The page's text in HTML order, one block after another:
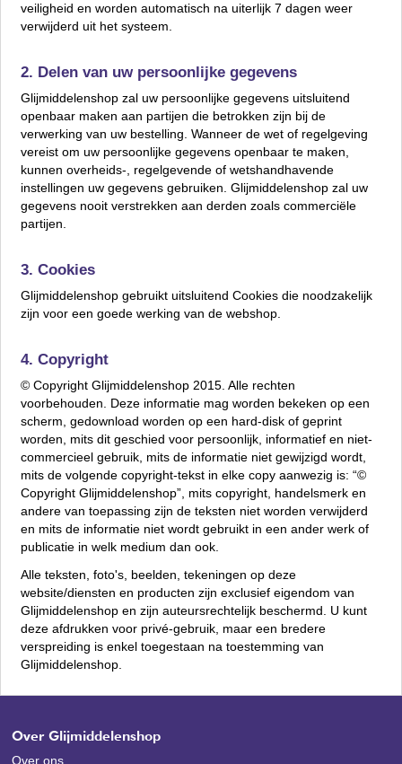
veiligheid en worden automatisch na uiterlijk 7 dagen weer
verwijderd uit het systeem.
2. Delen van uw persoonlijke gegevens
Glijmiddelenshop zal uw persoonlijke gegevens uitsluitend
openbaar maken aan partijen die betrokken zijn bij de
verwerking van uw bestelling. Wanneer de wet of regelgeving
vereist om uw persoonlijke gegevens openbaar te maken,
kunnen overheids-, regelgevende of wetshandhavende
instellingen uw gegevens gebruiken. Glijmiddelenshop zal uw
gegevens nooit verstrekken aan derden zoals commerciële
partijen.
3. Cookies
Glijmiddelenshop gebruikt uitsluitend Cookies die noodzakelijk
zijn voor een goede werking van de webshop.
4. Copyright
© Copyright Glijmiddelenshop 2015. Alle rechten
voorbehouden. Deze informatie mag worden bekeken op een
scherm, gedownload worden op een hard-disk of geprint
worden, mits dit geschied voor persoonlijk, informatief en niet-
commercieel gebruik, mits de informatie niet gewijzigd wordt,
mits de volgende copyright-tekst in elke copy aanwezig is: “©
Copyright Glijmiddelenshop”, mits copyright, handelsmerk en
andere van toepassing zijn de teksten niet worden verwijderd
en mits de informatie niet wordt gebruikt in een ander werk of
publicatie in welk medium dan ook.
Alle teksten, foto's, beelden, tekeningen op deze
website/diensten en producten zijn exclusief eigendom van
Glijmiddelenshop en zijn auteursrechtelijk beschermd. U kunt
deze afdrukken voor privé-gebruik, maar een bredere
verspreiding is enkel toegestaan na toestemming van
Glijmiddelenshop.
Over Glijmiddelenshop
Over ons